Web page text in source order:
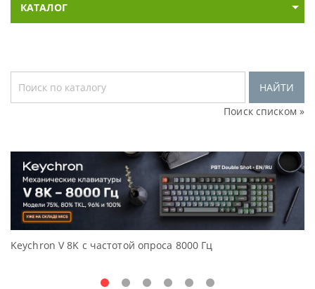
КАТАЛОГ
НАЙТИ
Поиск списком »
Keychron V 8K с частотой опроса 8000 Гц